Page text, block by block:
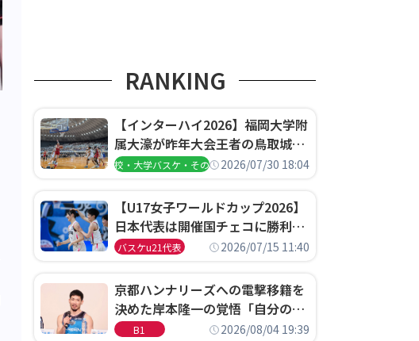
RANKING
【インターハイ2026】福岡大学附
属大濠が昨年大会王者の鳥取城北
を撃破、大阪薫英女学院は岐阜女
高校・大学バスケ・その他2026/07/30 18:04
【U17女子ワールドカップ2026】
日本代表は開催国チェコに勝利し
て予選グループ3連勝で首位通
決定
バスケu21代表 2026/07/15 11:40
京都ハンナリーズへの電撃移籍を
決めた岸本隆一の覚悟「自分のエ
ゴというちっぽけなことのため
B1 2026/08/04 19:39